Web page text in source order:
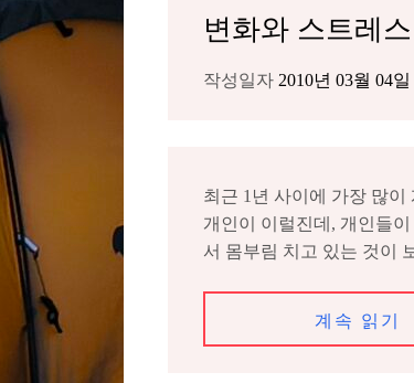
변화와 스트레스
작성일자 2010년 03월 04일
최근 1년 사이에 가장 많
개인이 이럴진데, 개인들
서 몸부림 치고 있는 것이
계속 읽기